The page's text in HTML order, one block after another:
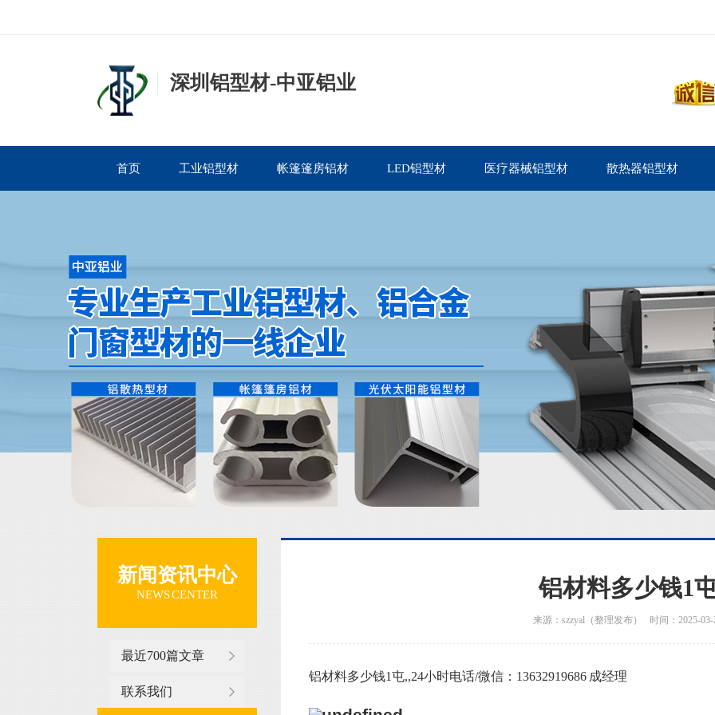
深圳铝型材-中亚铝业
首页 工业铝型材 帐篷篷房铝材 LED铝型材 医疗器械铝型材 散热器铝型材
新闻资讯中心
NEWS CENTER
最近700篇文章
联系我们
铝材料多少钱1
来源：szzyal（整理发布） 时间：2025-03-
铝材料多少钱1屯,,24小时电话/微信：13632919686 成经理